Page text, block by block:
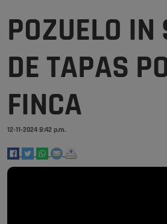
POZUELO IN
DE TAPAS
FINCA
12-11-2024 8:42 p.m.